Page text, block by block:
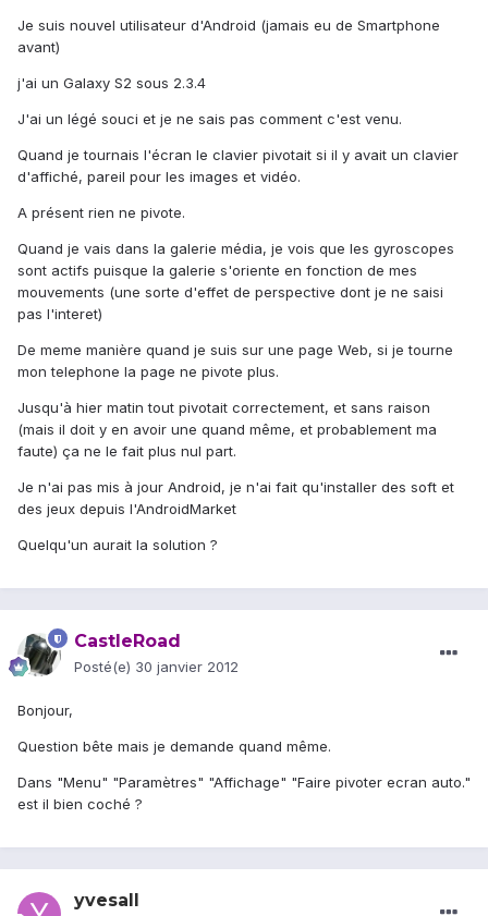
Je suis nouvel utilisateur d'Android (jamais eu de Smartphone
avant)
j'ai un Galaxy S2 sous 2.3.4
J'ai un légé souci et je ne sais pas comment c'est venu.
Quand je tournais l'écran le clavier pivotait si il y avait un clavier
d'affiché, pareil pour les images et vidéo.
A présent rien ne pivote.
Quand je vais dans la galerie média, je vois que les gyroscopes
sont actifs puisque la galerie s'oriente en fonction de mes
mouvements (une sorte d'effet de perspective dont je ne saisi
pas l'interet)
De meme manière quand je suis sur une page Web, si je tourne
mon telephone la page ne pivote plus.
Jusqu'à hier matin tout pivotait correctement, et sans raison
(mais il doit y en avoir une quand même, et probablement ma
faute) ça ne le fait plus nul part.
Je n'ai pas mis à jour Android, je n'ai fait qu'installer des soft et
des jeux depuis l'AndroidMarket
Quelqu'un aurait la solution ?
CastleRoad
Posté(e) 30 janvier 2012
Bonjour,
Question bête mais je demande quand même.
Dans "Menu" "Paramètres" "Affichage" "Faire pivoter ecran auto."
est il bien coché ?
yvesall